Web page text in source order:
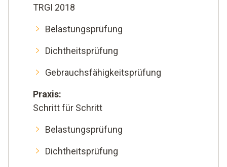
TRGI 2018
Belastungsprüfung
Dichtheitsprüfung
Gebrauchsfähigkeitsprüfung
Praxis:
Schritt für Schritt
Belastungsprüfung
Dichtheitsprüfung